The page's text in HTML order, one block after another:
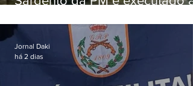
em Vaz Lobo
Jornal Daki
há 2 dias